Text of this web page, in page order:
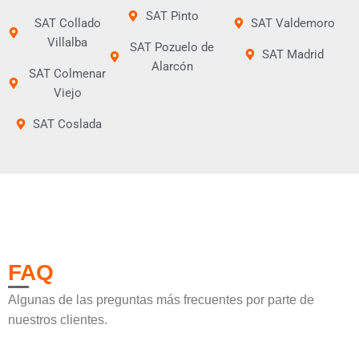
SAT Collado
Villalba
SAT Colmenar
Viejo
SAT Coslada
SAT Pinto
SAT Pozuelo de
Alarcón
SAT Valdemoro
SAT Madrid
FAQ
Algunas de las preguntas más frecuentes por parte de
nuestros clientes.